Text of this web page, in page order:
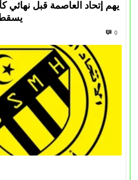
يهم إتحاد العاصمة قبل
0